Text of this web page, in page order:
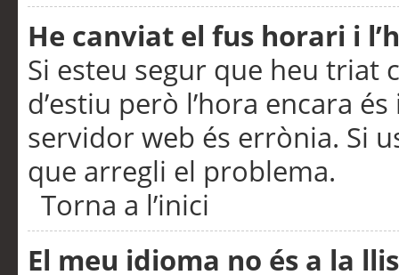
He canviat el fus horari i
Si esteu segur que heu triat
d’estiu però l’hora encara
servidor web és errònia. Si
que arregli el problema.
Torna a l’inici
El meu idioma no és a la